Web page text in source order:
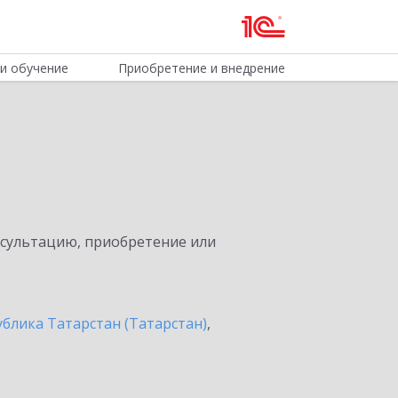
обучение Приобретение и внедрение
приобретение или
Татарстан (Татарстан),